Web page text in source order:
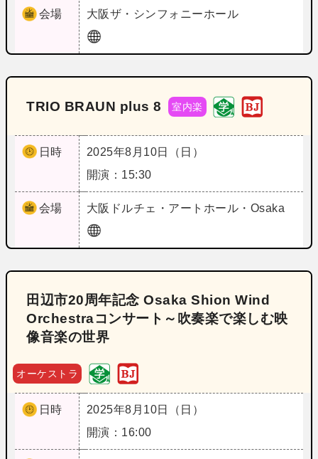
会場 大阪ザ・シンフォニーホール
TRIO BRAUN plus 8 室内楽
日時
2025年8月10日（日）
開演：15:30
会場 大阪 ドルチェ・アートホール・Osaka
田辺市20周年記念 Osaka Shion Wind
Orchestraコンサート～吹奏楽で楽しむ映
像音楽の世界
オーケストラ
日時
2025年8月10日（日）
開演：16:00